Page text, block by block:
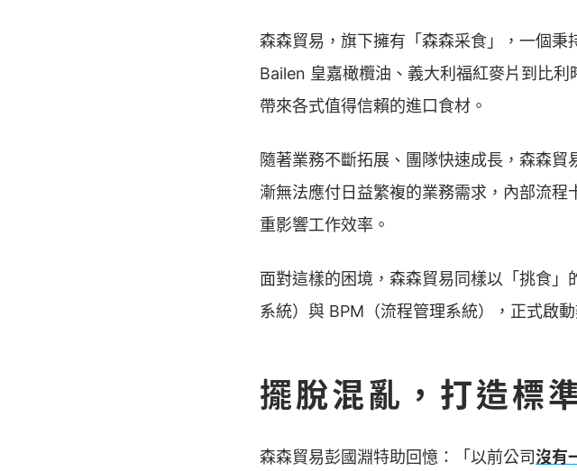
森森貿易，旗下擁有「森森采食」，一個
Bailen 皇嘉橄欖油、義大利福紅麥片到比
帶來各式值得信賴的進口食材。
隨著業務不斷拓展、團隊快速成長，森森
漸無法應付日益繁複的業務需求，內部流
重影響工作效率。
面對這樣的困境，森森貿易同樣以「挑食
系統）與 BPM（流程管理系統），正式啟
擺脫混亂，打造標
森森貿易彭國淵特助回憶：「以前公司沒有